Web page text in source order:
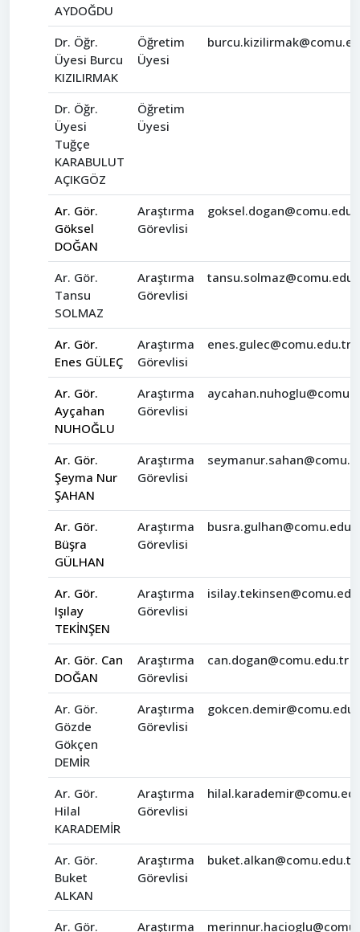
AYDOĞDU
Dr. Öğr.
Üyesi Burcu
KIZILIRMAK
Öğretim
Üyesi
Dr. Öğr.
Üyesi
Tuğçe
KARABULUT
AÇIKGÖZ
Öğretim
Üyesi
Ar. Gör.
Göksel
DOĞAN
Araştırma
Görevlisi
Ar. Gör.
Tansu
SOLMAZ
Araştırma
Görevlisi
Ar. Gör.
Enes GÜLEÇ
Araştırma
Görevlisi
enes.gulec@comu.edu.tr
Ar. Gör.
Ayçahan
NUHOĞLU
Araştırma
Görevlisi
Ar. Gör.
Şeyma Nur
ŞAHAN
Araştırma
Görevlisi
Ar. Gör.
Büşra
GÜLHAN
Araştırma
Görevlisi
Ar. Gör.
Işılay
TEKİNŞEN
Araştırma
Görevlisi
Ar. Gör. Can
DOĞAN
Araştırma
Görevlisi
can.dogan@comu.edu.tr
Ar. Gör.
Gözde
Gökçen
DEMİR
Araştırma
Görevlisi
Ar. Gör.
Hilal
KARADEMİR
Araştırma
Görevlisi
Ar. Gör.
Buket
ALKAN
Araştırma
Görevlisi
buket.alkan@comu.edu.tr
Ar. Gör. Araştırma